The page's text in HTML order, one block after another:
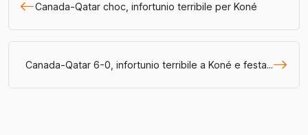
Canada-Qatar choc, infortunio terribile per Koné
Canada-Qatar 6-0, infortunio terribile a Koné e festa...